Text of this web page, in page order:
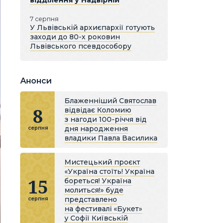
7 серпня
У Львівській архиєпархії готують
заходи до 80-х роковин
Львівського псевдособору
Анонси
8
серпня
Блаженніший Святослав
відвідає Коломию
з нагоди 100-річчя від
дня народження
владики Павла Василика
15
серпня
Мистецький проєкт
«Україна стоїть! Україна
бореться! Україна
молиться!» буде
представлено
на фестивалі «Букет»
у Софії Київській